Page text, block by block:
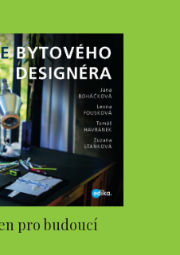
pro budoucí